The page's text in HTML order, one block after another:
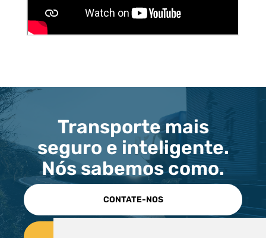
Transporte mais
seguro e inteligente.
Nós sabemos como.
CONTATE-NOS